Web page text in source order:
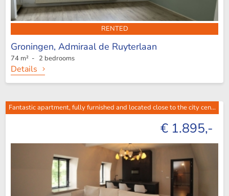
RENTED
Groningen, Admiraal de Ruyterlaan
74 m² - 2 bedrooms
Details
Fantastic apartment, fully furnished and located close to the city cen...
€ 1.895,-